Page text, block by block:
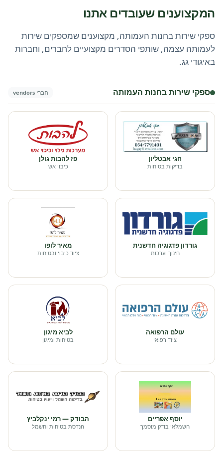
המקצוענים שעובדים אתנו
ספקי שירות בחנות העמותה, מקצוענים שמספקים שירות
לעמותה עצמה, שותפי הסדרים מקצועיים לחברים, וחברות
באיגודי גג.
ספקי שירות בחנות העמותה חברי vendors
חגי אבטליון
בדיקות בטיחות
פז להבות גולן
כיבוי אש
גורדון פדגוגיה חדשנית
חינוך וערכות
מאיר לופו
ציוד כיבוי ובטיחות
עולם הרפואה
ציוד רפואי
לביא מיגון
בטיחות ומיגון
יוסף אפריים
חשמלאי בודק מוסמך
הבודק — רמי ינקלביץ
הנדסת בטיחות וחשמל